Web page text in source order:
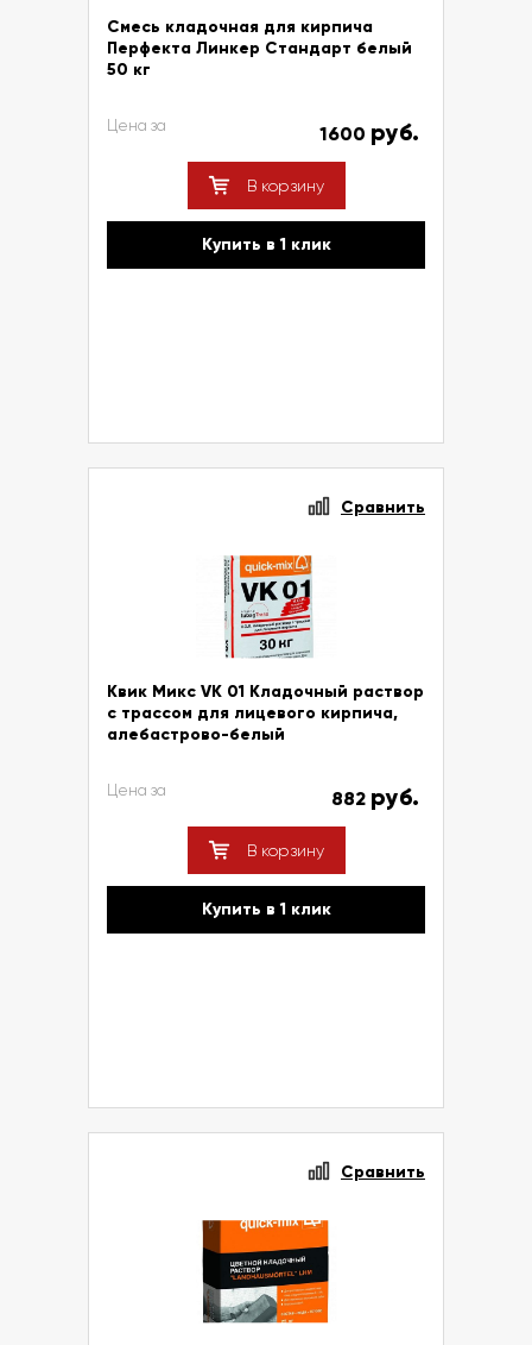
Смесь кладочная для кирпича
Перфекта Линкер Стандарт белый
50 кг
Цена за 1600 руб.
В корзину
Купить в 1 клик
Сравнить
Квик Микс VK 01 Кладочный раствор
с трассом для лицевого кирпича,
алебастрово-белый
Цена за 882 руб.
В корзину
Купить в 1 клик
Сравнить